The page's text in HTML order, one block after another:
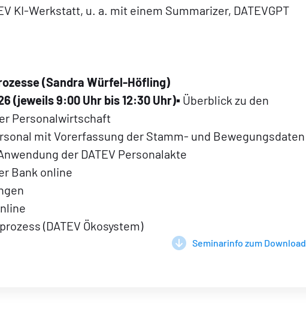
KI-Werkstatt, u. a. mit einem Summarizer, DATEVGPT
(Sandra Würfel-Höfling)
(jeweils 9:00 Uhr bis 12:30 Uhr)▪ Überblick zu den
Personalwirtschaft
mit Vorerfassung der Stamm- und Bewegungsdaten
der DATEV Personalakte
Bank online
(DATEV Ökosystem)
Seminarinfo zum Download